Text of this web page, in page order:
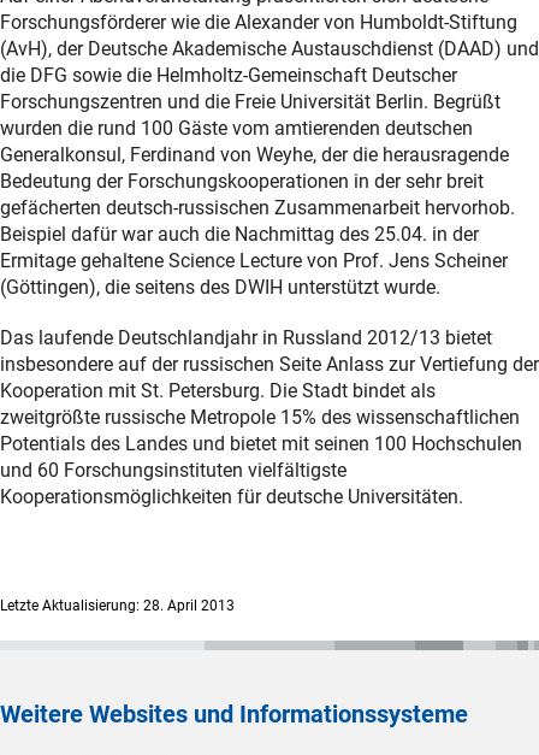
Forschungsförderer wie die Alexander von Humboldt-Stiftung
(AvH), der Deutsche Akademische Austauschdienst (DAAD) und
die DFG sowie die Helmholtz-Gemeinschaft Deutscher
Forschungszentren und die Freie Universität Berlin. Begrüßt
wurden die rund 100 Gäste vom amtierenden deutschen
Generalkonsul, Ferdinand von Weyhe, der die herausragende
Bedeutung der Forschungskooperationen in der sehr breit
gefächerten deutsch-russischen Zusammenarbeit hervorhob.
Beispiel dafür war auch die Nachmittag des 25.04. in der
Ermitage gehaltene Science Lecture von Prof. Jens Scheiner
(Göttingen), die seitens des DWIH unterstützt wurde.
Das laufende Deutschlandjahr in Russland 2012/13 bietet
insbesondere auf der russischen Seite Anlass zur Vertiefung der
Kooperation mit St. Petersburg. Die Stadt bindet als
zweitgrößte russische Metropole 15% des wissenschaftlichen
Potentials des Landes und bietet mit seinen 100 Hochschulen
und 60 Forschungsinstituten vielfältigste
Kooperationsmöglichkeiten für deutsche Universitäten.
Letzte Aktualisierung: 28. April 2013
Weitere Websites und Informationssysteme